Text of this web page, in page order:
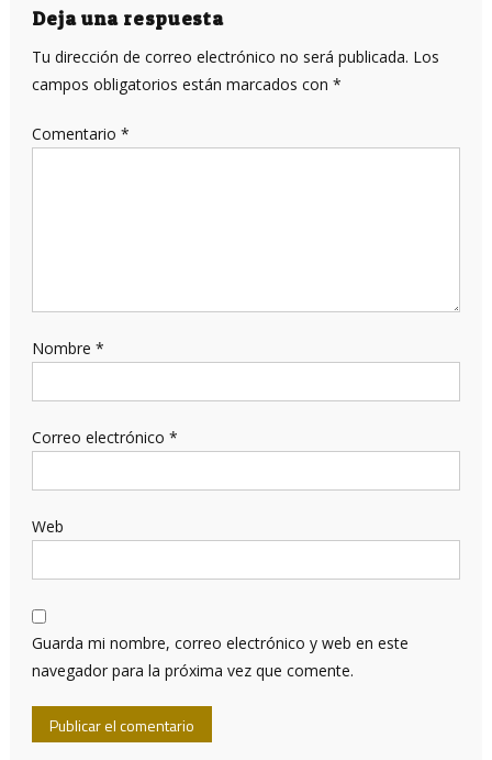
entradas
Deja una respuesta
Tu dirección de correo electrónico no será publicada. Los
campos obligatorios están marcados con *
Comentario *
Nombre *
Correo electrónico *
Web
Guarda mi nombre, correo electrónico y web en este
navegador para la próxima vez que comente.